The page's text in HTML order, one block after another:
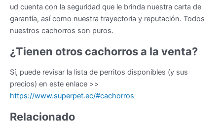
ud cuenta con la seguridad que le brinda nuestra carta de
garantía, así como nuestra trayectoria y reputación. Todos
nuestros cachorros son puros.
¿Tienen otros cachorros a la venta?
Sí, puede revisar la lista de perritos disponibles (y sus
precios) en este enlace >>
https://www.superpet.ec/#cachorros
Relacionado